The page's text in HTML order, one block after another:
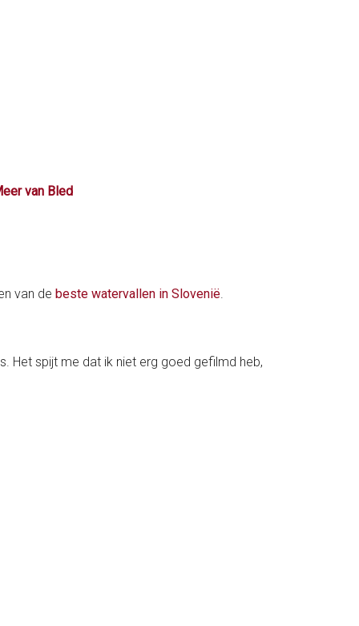
van Bled
van de beste watervallen in Slovenië
Het spijt me dat ik niet erg goed gefilmd heb,